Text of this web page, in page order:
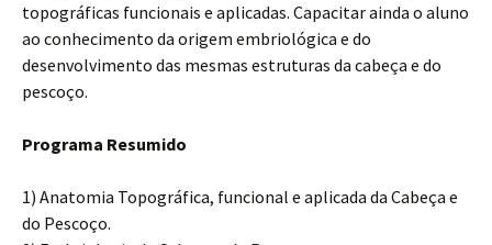
topográficas funcionais e aplicadas. Capacitar ainda o aluno
ao conhecimento da origem embriológica e do
desenvolvimento das mesmas estruturas da cabeça e do
pescoço.
Programa Resumido
1) Anatomia Topográfica, funcional e aplicada da Cabeça e
do Pescoço.